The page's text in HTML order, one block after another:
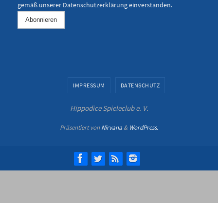
gemäß unserer Datenschutzerklärungeinverstanden.
IMPRESSUM DATENSCHUTZ
Hippodice Spieleclub e. V.
Präsentiert vonNirvana & WordPress.